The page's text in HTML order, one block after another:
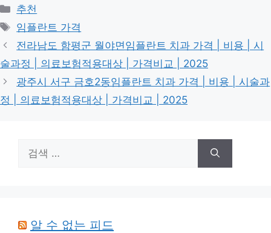
카
테
리
추천
태
그
임플란트 가격
전라남도 함평군 월야면임플란트 치과 가격 | 비용 | 시
술과정 | 의료보험적용대상 | 가격비교 | 2025
광주시 서구 금호2동임플란트 치과 가격 | 비용 | 시술과
정 | 의료보험적용대상 | 가격비교 | 2025
색:
알 수 없는 피드